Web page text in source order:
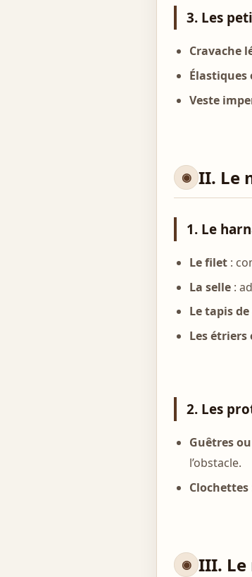
3. Les
Cravache
Veste
II. Le
1. Le
Le filet :
La selle :
Le tapis
Les
2. Les
Guêtres
l’obstacle.
Clochettes
III. Le